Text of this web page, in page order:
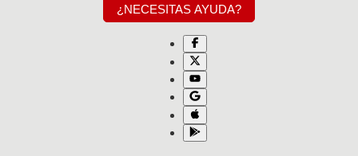
¿NECESITAS AYUDA?